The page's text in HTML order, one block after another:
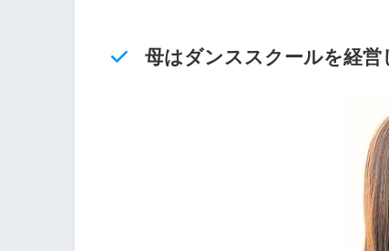
母はダンススクールを経営